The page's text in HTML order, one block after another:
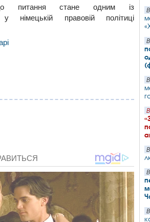
питання стане одним із
у німецькій правовій політиці